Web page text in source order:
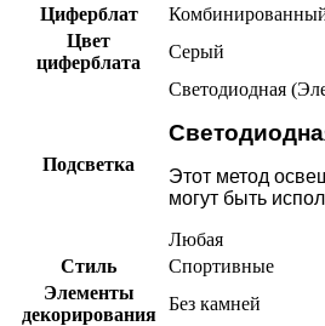
Циферблат
Цвет
циферблата
Серый
Подсветка
Светодиодная
Этот метод
могут быть
Любая
Стиль
Спортивные
Элементы
декорирования
Без камней